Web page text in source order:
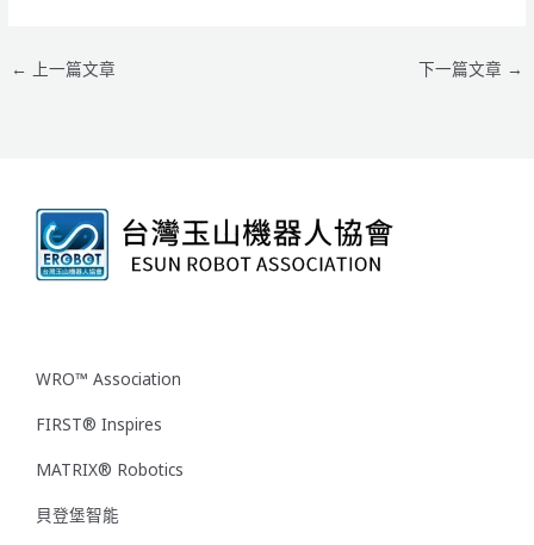
← 上一篇文章 下一篇文章 →
WRO™ Association
FIRST® Inspires
MATRIX® Robotics
貝登堡智能